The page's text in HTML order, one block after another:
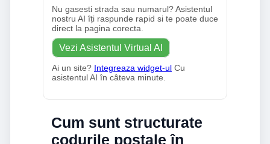
Nu gasesti strada sau numarul? Asistentul
nostru AI îți raspunde rapid si te poate duce
direct la pagina corecta.
Vezi Asistentul Virtual AI
Ai un site? Integreaza widget-ul Cu
asistentul AI în câteva minute.
Cum sunt structurate
codurile postale în